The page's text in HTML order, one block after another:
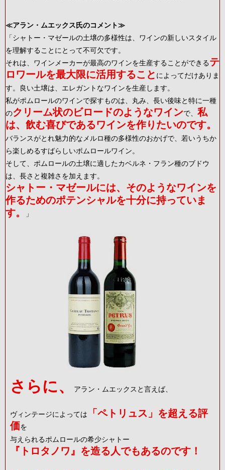
≪アラン・ムエックス氏のコメント≫
「シャトー・マゼールの土壌の多様性は、ワインの新しいスタイル
を理解することにとって不可欠です。
それは、ワインメーカーが最高のワインを生産することができるテ
ロワールを最大限に活用すること によってだけありま
す。良い土壌は、エレガントなワインを生産します。
私がポムロールのワインで探すものは、丸み、長い後味と特に一種
のクリーム状のビロードのようなワインで、 私
は、飲む喜びであるワインを作りたいのです。
バランスがとれ魅力的なメルロ種の多様性のおかげで、若いうちか
ら楽しめるすばらしいポムロールワイン。
そして、ポムロールの土壌に適したカベルネ・フラン種のブドウ
は、長さと複雑さを加えます。
シャトー・マゼールには、そのようなワインを
作るためのポテンシャルを十分に持っていま
す。
」
さらに、 アラン・ムエックスと言えば、
ヴィンテージによっては
「ペトリュス」を超える評
価を
与えられるポムロールの希少シャトー
『トロタノワ』を造る人でもあるのです！